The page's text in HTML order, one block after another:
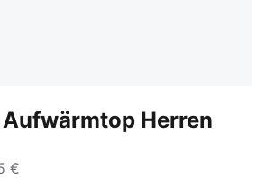
Aufwärmtop Herren
€